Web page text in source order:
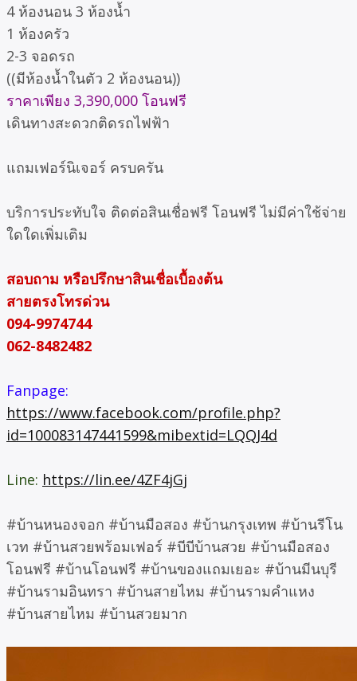
4 ห้องนอน 3 ห้องน้ำ
1 ห้องครัว
2-3 จอดรถ
((มีห้องน้ำในตัว 2 ห้องนอน))
ราคาเพียง 3,390,000 โอนฟรี
เดินทางสะดวกติดรถไฟฟ้า
แถมเฟอร์นิเจอร์ ครบครัน
บริการประทับใจ ติดต่อสินเชื่อฟรี โอนฟรี ไม่มีค่าใช้จ่าย
ใดใดเพิ่มเติม
สอบถาม หรือปรึกษาสินเชื่อเบื้องต้น
สายตรงโทรด่วน
094-9974744
062-8482482
Fanpage:
https://www.facebook.com/profile.php?
id=100083147441599&mibextid=LQQJ4d
Line: https://lin.ee/4ZF4jGj
#บ้านหนองจอก #บ้านมือสอง #บ้านกรุงเทพ #บ้านรีโน
เวท #บ้านสวยพร้อมเฟอร์ #บีบีบ้านสวย #บ้านมือสอง
โอนฟรี #บ้านโอนฟรี #บ้านของแถมเยอะ #บ้านมีนบุรี
#บ้านรามอินทรา #บ้านสายไหม #บ้านรามคำแหง
#บ้านสายไหม #บ้านสวยมาก